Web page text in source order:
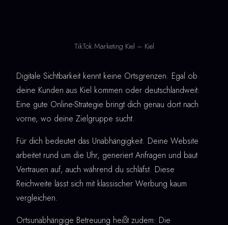
TikTok Marketing Kiel – Kiel
Digitale Sichtbarkeit kennt keine Ortsgrenzen. Egal ob
deine Kunden aus Kiel kommen oder deutschlandweit:
Eine gute Online-Strategie bringt dich genau dort nach
vorne, wo deine Zielgruppe sucht.
Für dich bedeutet das Unabhängigkeit. Deine Website
arbeitet rund um die Uhr, generiert Anfragen und baut
Vertrauen auf, auch während du schläfst. Diese
Reichweite lässt sich mit klassischer Werbung kaum
vergleichen.
Ortsunabhängige Betreuung heißt zudem: Die